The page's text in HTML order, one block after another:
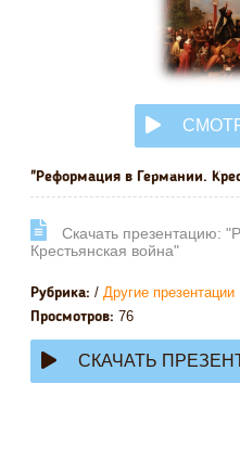
ОНЛАЙН
"Реформация в Германии.
Cкачать презентацию:
Крестьянская война"
Рубрика: / Другие презентации
Просмотров: 76
СКАЧАТЬ